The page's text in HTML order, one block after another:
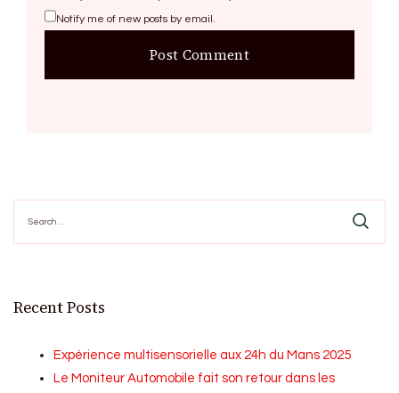
Notify me of new posts by email.
for:
Recent Posts
Expérience multisensorielle aux 24h du Mans 2025
Le Moniteur Automobile fait son retour dans les